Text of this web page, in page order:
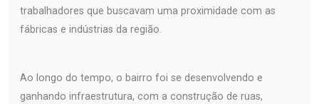
trabalhadores que buscavam uma proximidade com as
fábricas e indústrias da região.
Ao longo do tempo, o bairro foi se desenvolvendo e
ganhando infraestrutura, com a construção de ruas,